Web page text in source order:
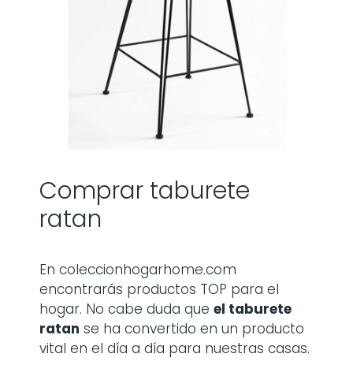
Comprar taburete
ratan
En coleccionhogarhome.com
encontrarás productos TOP para el
hogar. No cabe duda que el taburete
ratan se ha convertido en un producto
vital en el día a día para nuestras casas.